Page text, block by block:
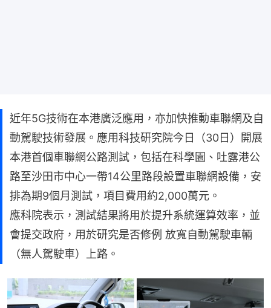
近年5G技術在本港廣泛應用，亦加快推動車聯網及自
動駕駛技術發展。應用科技研究院今日（30日）開展
本港首個車聯網公路測試，包括在科學園、吐露港公
路至沙田市中心一帶14公里路段設置車聯網設備，安
排為期9個月測試，項目費用約2,000萬元。
應科院表示，測試結果將用於提升系統運算效率，並
會提交政府，用於研究是否修例 放寬自動駕駛車輛
（無人駕駛車）上路。